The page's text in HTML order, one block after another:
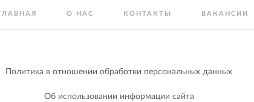
ГЛАВНАЯ О НАС КОНТАКТЫ ВАКАНСИИ
Политика в отношении обработки персональных данных
Об использовании информации сайта